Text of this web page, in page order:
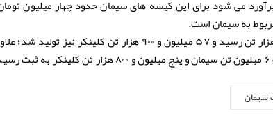
سیمان نیاز داریم؛ برآورد می شود برای این کیسه های سیمان حدود چهار میلیون
به سیمان است.
پارسال میزان تولید سیمان کشور به ۵۴ میلیون و ۵۰۰ هزار تن رسید و ۵۷ میلیون و ۹۰۰ هزار تن کلینکر
سیمان